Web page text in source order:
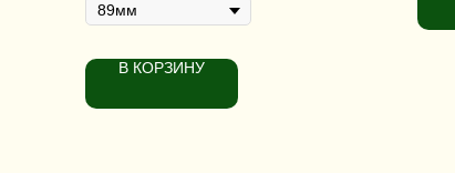
В КОРЗИНУ